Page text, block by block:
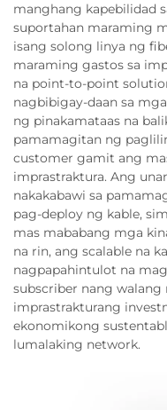
manghang kapebilidad
suportahan maraming
isang solong linya ng
maraming gastos sa
na point-to-point
nagbibigay-daan sa
ng pinakamataas na
pamamagitan ng
customer gamit ang
imprastraktura. Ang
nakakabawi sa
pag-deploy ng kable,
mas mababang mga
na rin, ang scalable na
nagpapahintulot na
subscriber nang
imprastrakturang
ekonomikong
lumalaking network.